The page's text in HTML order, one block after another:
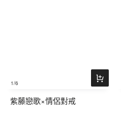
1/6
紫藤戀歌×情侶對戒